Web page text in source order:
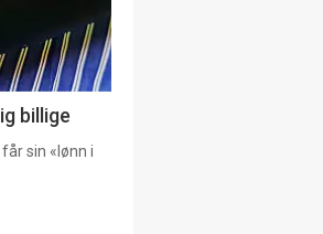
billige
sin «lønn i